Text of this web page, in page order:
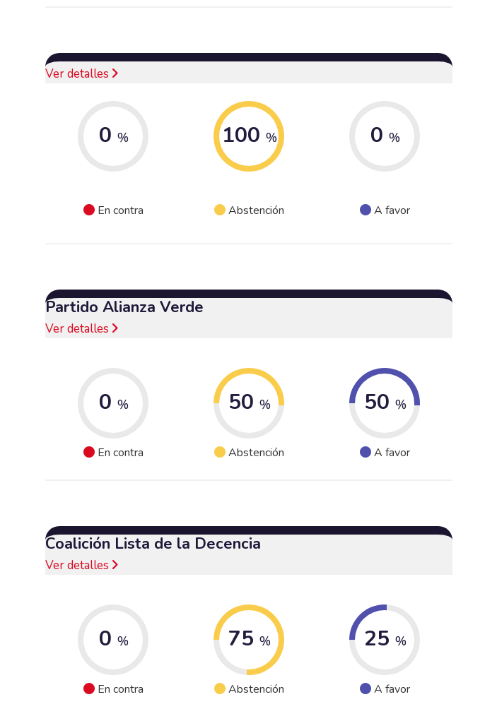
Ver detalles
0 %
En contra
100 %
Abstención
0 %
A favor
Partido Alianza Verde
Ver detalles
0 %
En contra
50 %
Abstención
50 %
A favor
Coalición Lista de la Decencia
Ver detalles
0 %
En contra
75 %
Abstención
25 %
A favor